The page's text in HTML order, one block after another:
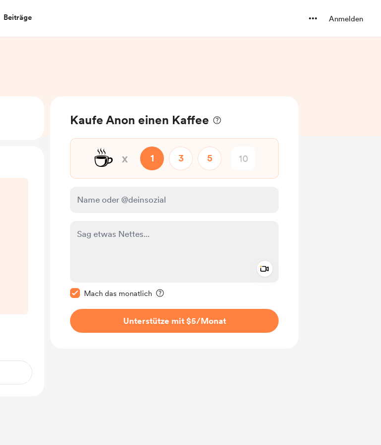
Beiträge Anmelden
Kaufe Anon einen Kaffee
☕ x 1 3 5
Mach das monatlich
Unterstütze mit $5/Monat